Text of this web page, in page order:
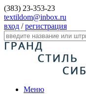
(383) 23-353-23
textildom@inbox.ru
вход /регистрация
Меню